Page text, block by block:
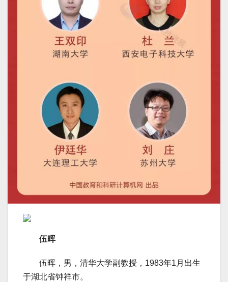
伍晖
伍晖，男，清华大学副教授，1983年1月出生
于湖北省钟祥市。